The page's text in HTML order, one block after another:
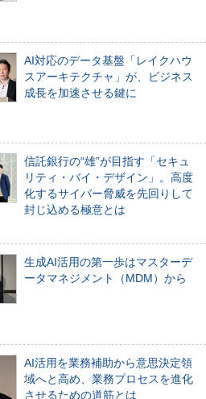
AI対応のデータ基盤「レイクハウ
スアーキテクチャ」が、ビジネス
成長を加速させる鍵に
信託銀行の“雄”が目指す「セキュ
リティ・バイ・デザイン」。高度
化するサイバー脅威を先回りして
封じ込める極意とは
生成AI活用の第一歩はマスターデ
ータマネジメント（MDM）から
AI活用を業務補助から意思決定領
域へと高め、業務プロセスを進化
させるための道筋とは